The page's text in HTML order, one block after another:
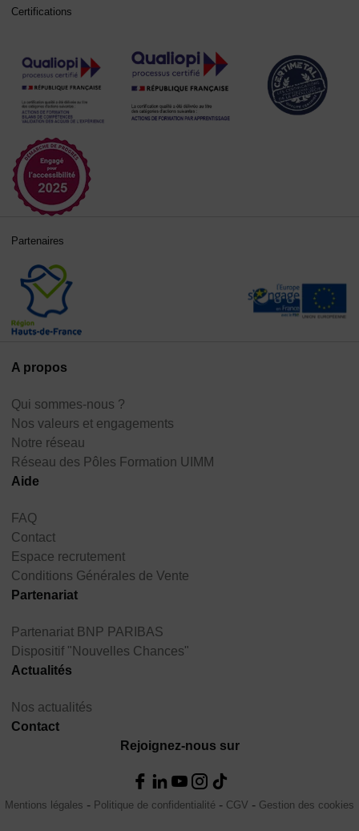
A propos
Qui sommes-nous ?
Nos valeurs et engagements
Notre réseau
Réseau des Pôles Formation UIMM
Aide
FAQ
Contact
Espace recrutement
Conditions Générales de Vente
Partenariat
Partenariat BNP PARIBAS
Dispositif "Nouvelles Chances"
Actualités
Nos actualités
Contact
Rejoignez-nous sur
Certifications
Partenaires
Mentions légales Politique de confidentialité CGV Gestion des cookies